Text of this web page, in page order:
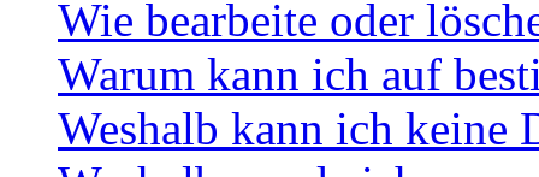
Wie bearbeite oder
Warum kann ich auf
Weshalb kann ich keine